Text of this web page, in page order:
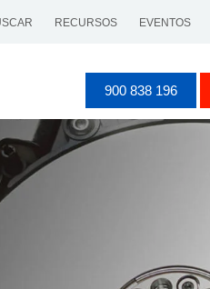
RECURSOS EVENTOS
900 838 196